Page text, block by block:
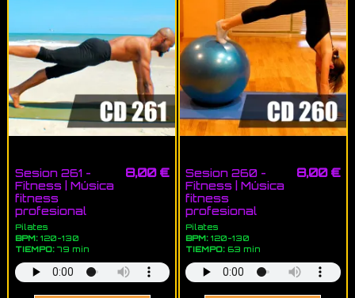
Sesion 261 -
Fitness | Música
fitness
profesional
Pilates
BPM:120-130
TIEMPO:79 min
8,00 €
Sesion 260 -
Fitness | Música
fitness
profesional
Pilates
BPM: 120-130
TIEMPO: 63 min
8,00 €